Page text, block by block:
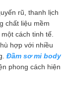
rũ, thanh lịch
chất liệu mềm
cách tinh tế.
hợp với nhiều
Đầm sơ mi body
phong cách hiện